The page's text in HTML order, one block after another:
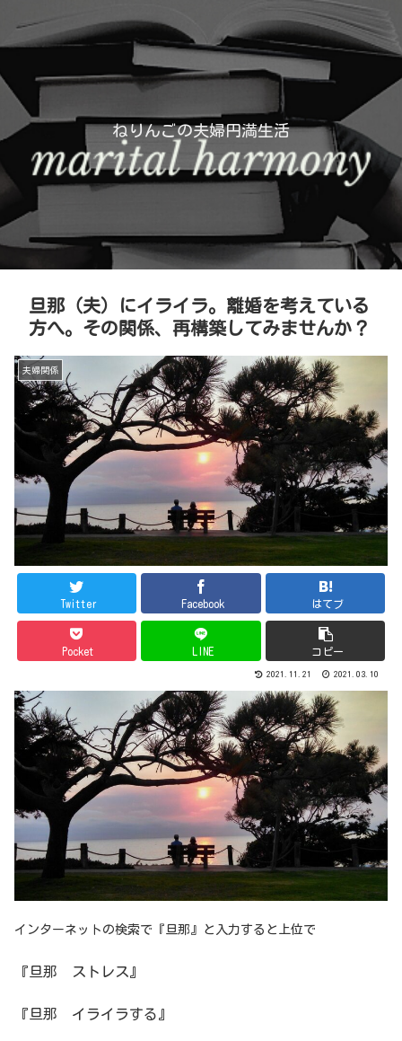
ねりんごの夫婦円満生活
旦那（夫）にイライラ。離婚を考えている
方へ。その関係、再構築してみませんか？
夫婦関係
Twitter Facebook はてブ
Pocket LINE コピー
2021.11.21 2021.03.10
インターネットの検索で『旦那』と入力すると上位で
『旦那 ストレス』
『旦那 イライラする』